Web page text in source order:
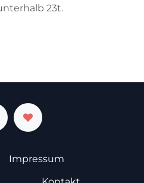
23t.
Impressum